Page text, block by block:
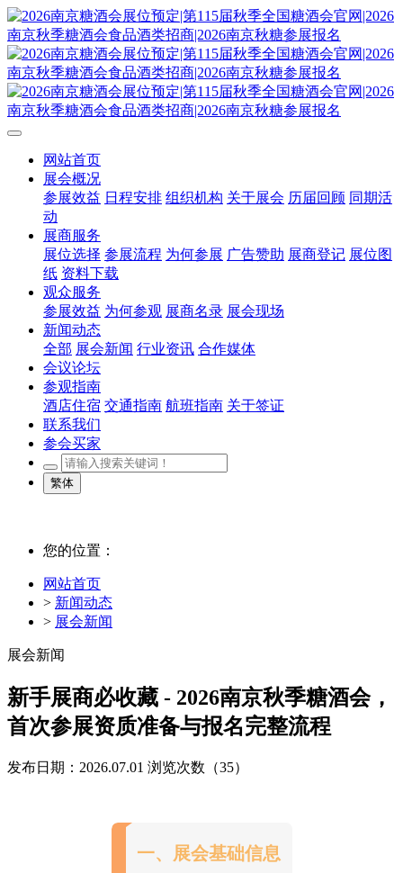
网站首页
展会概况
参展效益 日程安排 组织机构 关于展会 历届回顾 同期活
动
展商服务
展位选择 参展流程 为何参展 广告赞助 展商登记 展位图
纸 资料下载
观众服务
参展效益 为何参观 展商名录 展会现场
新闻动态
全部 展会新闻 行业资讯 合作媒体
会议论坛
参观指南
酒店住宿 交通指南 航班指南 关于签证
联系我们
参会买家
繁体
您的位置：
网站首页
> 新闻动态
> 展会新闻
展会新闻
新手展商必收藏 - 2026南京秋季糖酒会，
首次参展资质准备与报名完整流程
发布日期：2026.07.01 浏览次数（35）
一、展会基础信息